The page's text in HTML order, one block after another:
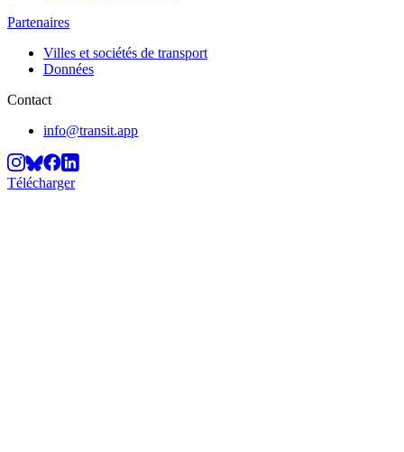
Partenaires
Villes et sociétés de transport
Données
Contact
info@transit.app
Télécharger